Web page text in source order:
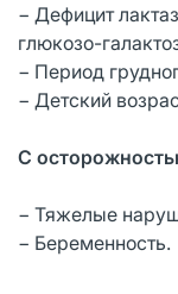
− Дефицит
глюкозо-
− Период
− Детский
С
− Тяжелые
− Беременность.